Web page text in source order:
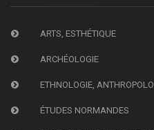
ARTS, ESTHÉTIQUE
ARCHÉOLOGIE
ETHNOLOGIE,
ÉTUDES NORMANDES